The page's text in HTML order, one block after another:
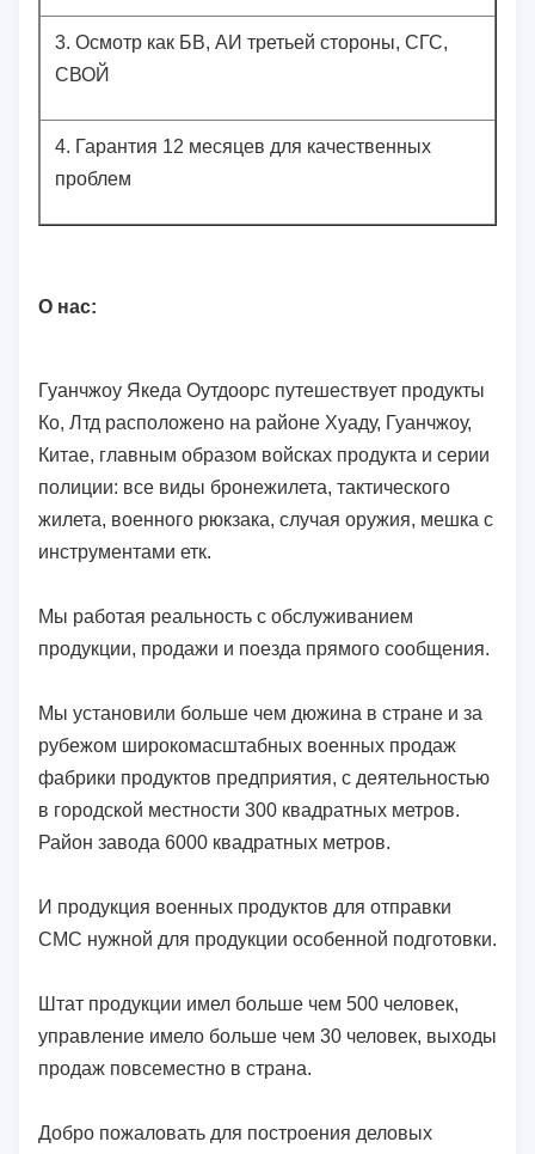
3. Осмотр как БВ, АИ третьей стороны, СГС,
СВОЙ
4. Гарантия 12 месяцев для качественных
проблем
О нас:
Гуанчжоу Якеда Оутдоорс путешествует продукты
Ко, Лтд расположено на районе Хуаду, Гуанчжоу,
Китае, главным образом войсках продукта и серии
полиции: все виды бронежилета, тактического
жилета, военного рюкзака, случая оружия, мешка с
инструментами етк.
Мы работая реальность с обслуживанием
продукции, продажи и поезда прямого сообщения.
Мы установили больше чем дюжина в стране и за
рубежом широкомасштабных военных продаж
фабрики продуктов предприятия, с деятельностью
в городской местности 300 квадратных метров.
Район завода 6000 квадратных метров.
И продукция военных продуктов для отправки
СМС нужной для продукции особенной подготовки.
Штат продукции имел больше чем 500 человек,
управление имело больше чем 30 человек, выходы
продаж повсеместно в страна.
Добро пожаловать для построения деловых